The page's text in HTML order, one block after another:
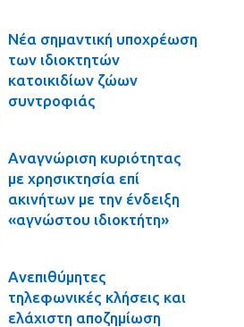
Νέα σημαντική υποχρέωση
των ιδιοκτητών
κατοικιδίων ζώων
συντροφιάς
Αναγνώριση κυριότητας
με χρησικτησία επί
ακινήτων με την ένδειξη
«αγνώστου ιδιοκτήτη»
Ανεπιθύμητες
τηλεφωνικές κλήσεις και
ελάχιστη αποζημίωση